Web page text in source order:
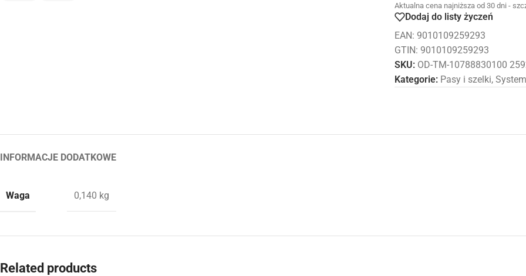
Aktualna cena najniższa od 30 dni -
Dodaj do listy życzeń
EAN: 9010109259293
GTIN: 9010109259293
SKU: OD-TM-10788830100
Kategorie: Pasy i szelki,
INFORMACJE DODATKOWE
Waga 0,140 kg
Related products